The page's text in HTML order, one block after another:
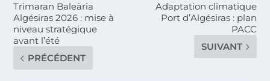
Trimaran Baleària
Algésiras 2026 : mise à
niveau stratégique
avant l’été
PRÉCÉDENT
Adaptation climatique
Port d’Algésiras : plan
PACC
SUIVANT